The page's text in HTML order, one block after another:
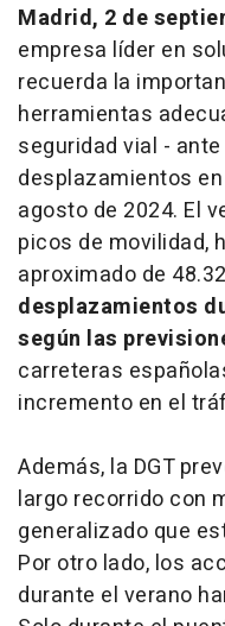
Madrid, 2 de
empresa líder en
recuerda la
herramientas
seguridad vial -
desplazamientos
agosto de 2024. El
picos de movilidad,
aproximado de
desplazamientos
según las
carreteras
incremento en el
Además, la DGT
largo recorrido con
generalizado que
Por otro lado, los
durante el verano